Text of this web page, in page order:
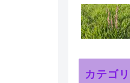
カテゴ